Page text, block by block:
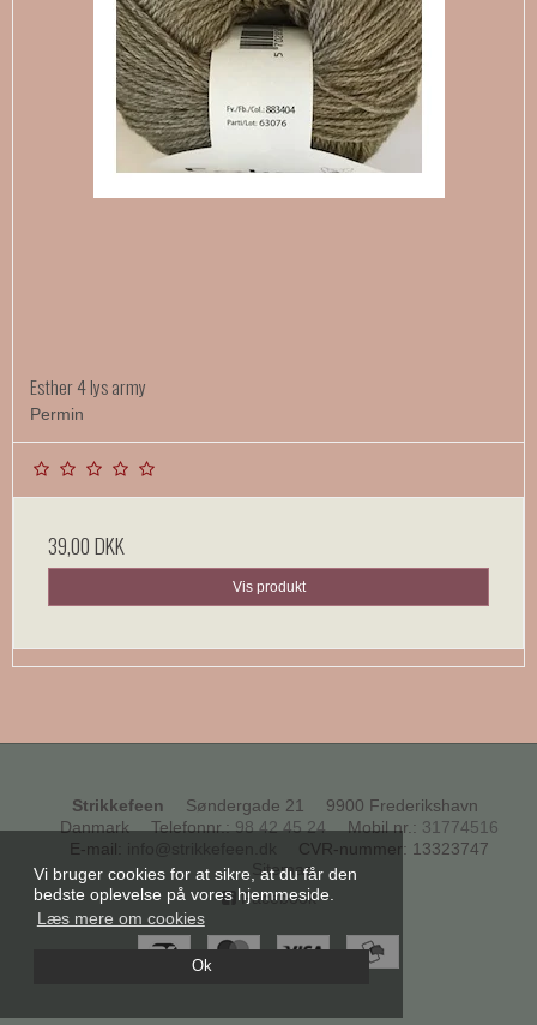
Vi bruger cookies for at sikre, at du får den
bedste oplevelse på vores hjemmeside.
Læs mere om cookies
Ok
Esther 4 lys army
Permin
39,00 DKK
Vis produkt
Strikkefeen Søndergade 21
9900 Frederikshavn
Danmark
Telefonnr.: 98 42 45 24 Mobil nr. : 31774516
E-mail
CVR-nummer: 13323747
Sitemap
Facebook